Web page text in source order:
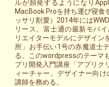
ルが頻発するようになり
MacBook Proを持ち運び寝食
ッサリ割愛）2014年には
リース。富士通の最新モバ
リエイターモデルにデザイン
所」お手伝い1号の赤魔道士
る、このwordpressのテーマ
プリ開発入門講座「アプリク
ィーチャー。デザイナー向
講師を務める。